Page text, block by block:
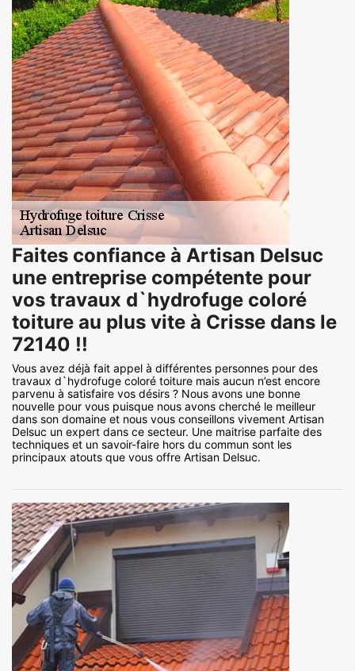
Faites confiance à Artisan Delsuc
une entreprise compétente pour
vos travaux d`hydrofuge coloré
toiture au plus vite à Crisse dans le
72140 !!
Vous avez déjà fait appel à différentes personnes pour des
travaux d`hydrofuge coloré toiture mais aucun n’est encore
parvenu à satisfaire vos désirs ? Nous avons une bonne
nouvelle pour vous puisque nous avons cherché le meilleur
dans son domaine et nous vous conseillons vivement Artisan
Delsuc un expert dans ce secteur. Une maitrise parfaite des
techniques et un savoir-faire hors du commun sont les
principaux atouts que vous offre Artisan Delsuc.